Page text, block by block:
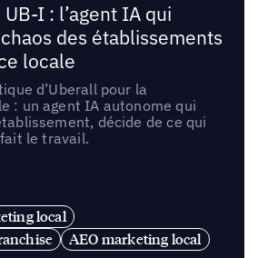
I : l’agent IA qui
des établissements
locale
d’Uberall pour la
: un agent IA autonome qui
décide de ce qui
le travail.
local
AEO marketing local